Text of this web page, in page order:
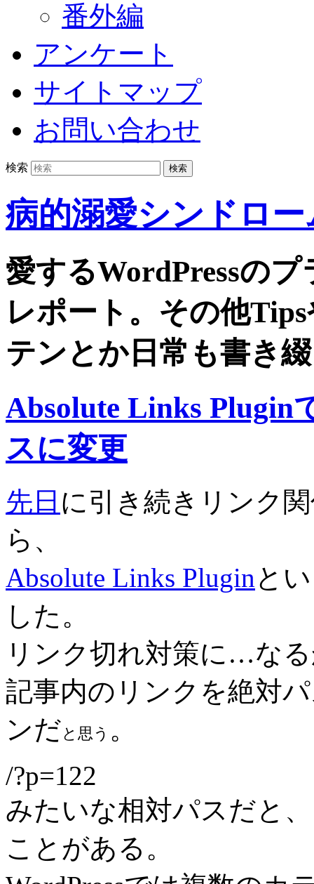
番外編
アンケート
サイトマップ
お問い合わせ
検索
病的溺愛シンドロー
愛するWordPressの
レポート。その他
テンとか日常も書き
Absolute Links Plugin
スに変更
先日 に引き続きリンク
ら、
Absolute Links Pluginと
した。
リンク切れ対策に…な
記事内のリンクを絶対
ンだと思う 。
/?p=122
みたいな相対パスだと
ことがある。